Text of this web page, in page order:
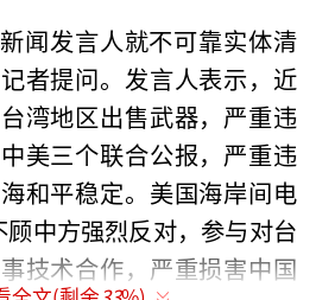
闻发言人就不可靠实体清
者提问。发言人表示，近
湾地区出售武器，严重违
美三个联合公报，严重违
和平稳定。美国海岸间电
中方强烈反对，参与对台
技术合作，严重损害中国